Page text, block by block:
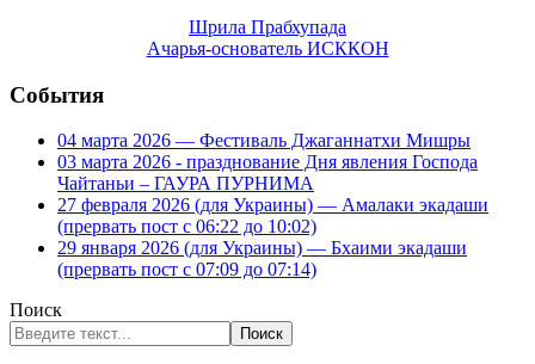
Шрила Прабхупада
Ачарья-основатель ИСККОН
События
04 марта 2026 — Фестиваль Джаганнатхи Мишры
03 марта 2026 - празднование Дня явления Господа
Чайтаньи – ГАУРА ПУРНИМА
27 февраля 2026 (для Украины) — Амалаки экадаши
(прервать пост с 06:22 до 10:02)
29 января 2026 (для Украины) — Бхаими экадаши
(прервать пост с 07:09 до 07:14)
Поиск
Поиск